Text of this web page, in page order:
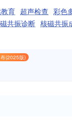
育 超声检查 彩色
共振诊断 核磁共振
(2025版)